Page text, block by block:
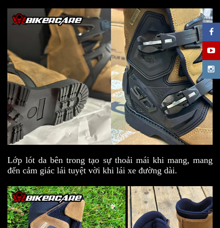
Lớp lót da bên trong tạo sự thoải mái khi mang, mang
đến cảm giác lái tuyệt vời khi lái xe đường dài.